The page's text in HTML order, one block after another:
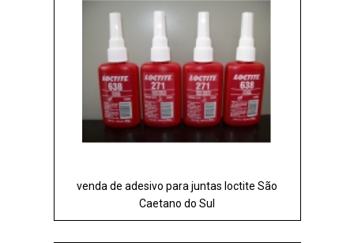
venda de adesivo para juntas loctite São
Caetano do Sul